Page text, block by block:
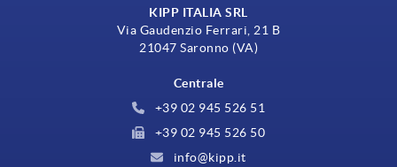
KIPP ITALIA SRL
Via Gaudenzio Ferrari, 21 B
21047 Saronno (VA)
Centrale
+39 02 945 526 51
+39 02 945 526 50
info@kipp.it